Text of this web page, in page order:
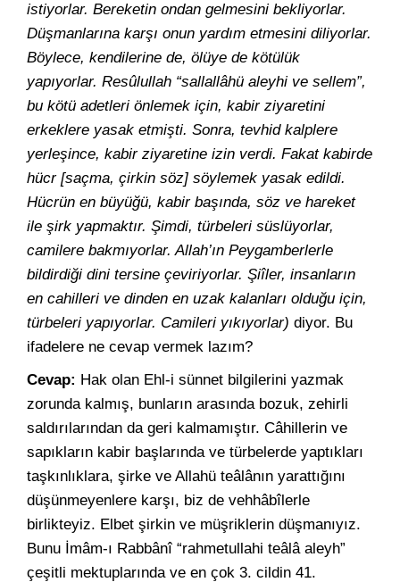
istiyorlar. Bereketin ondan gelmesini bekliyorlar.
Düşmanlarına karşı onun yardım etmesini diliyorlar.
Böylece, kendilerine de, ölüye de kötülük
yapıyorlar. Resûlullah “sallallâhü aleyhi ve sellem”,
bu kötü adetleri önlemek için, kabir ziyaretini
erkeklere yasak etmişti. Sonra, tevhid kalplere
yerleşince, kabir ziyaretine izin verdi. Fakat kabirde
hücr [saçma, çirkin söz] söylemek yasak edildi.
Hücrün en büyüğü, kabir başında, söz ve hareket
ile şirk yapmaktır. Şimdi, türbeleri süslüyorlar,
camilere bakmıyorlar. Allah’ın Peygamberlerle
bildirdiği dini tersine çeviriyorlar. Şiîler, insanların
en cahilleri ve dinden en uzak kalanları olduğu için,
türbeleri yapıyorlar. Camileri yıkıyorlar) diyor. Bu
ifadelere ne cevap vermek lazım?
Cevap: Hak olan Ehl-i sünnet bilgilerini yazmak
zorunda kalmış, bunların arasında bozuk, zehirli
saldırılarından da geri kalmamıştır. Câhillerin ve
sapıkların kabir başlarında ve türbelerde yaptıkları
taşkınlıklara, şirke ve Allahü teâlânın yarattığını
düşünmeyenlere karşı, biz de vehhâbîlerle
birlikteyiz. Elbet şirkin ve müşriklerin düşmanıyız.
Bunu İmâm-ı Rabbânî “rahmetullahi teâlâ aleyh”
çeşitli mektuplarında ve en çok 3. cildin 41.